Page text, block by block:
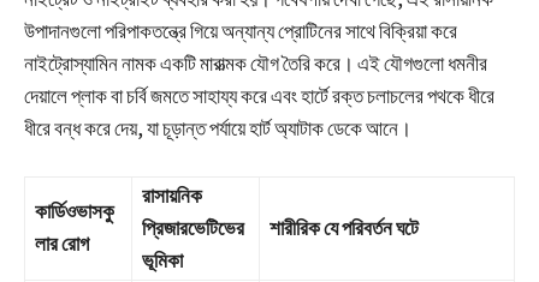
উপাদানগুলো পরিপাকতন্ত্রে গিয়ে অন্যান্য প্রোটিনের সাথে বিক্রিয়া করে
নাইট্রোস্যামিন নামক একটি মারাত্মক যৌগ তৈরি করে। এই যৌগগুলো ধমনীর
দেয়ালে প্লাক বা চর্বি জমতে সাহায্য করে এবং হার্টে রক্ত চলাচলের পথকে ধীরে
ধীরে বন্ধ করে দেয়, যা চূড়ান্ত পর্যায়ে হার্ট অ্যাটাক ডেকে আনে।
কার্ডিওভাসকু
লার রোগ
রাসায়নিক
প্রিজারভেটিভের
ভূমিকা
শারীরিক যে পরিবর্তন ঘটে